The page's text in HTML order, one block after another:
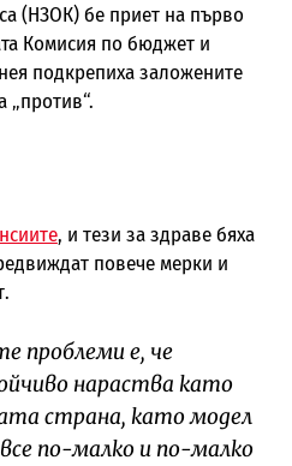
(НЗОК) бе приет на първо
Комисия по бюджет и
подкрепиха заложените
„против“.
, и тези за здраве бяха
повече мерки и
проблеми е, че
нараства като
страна, като модел
по-малко и по-малко